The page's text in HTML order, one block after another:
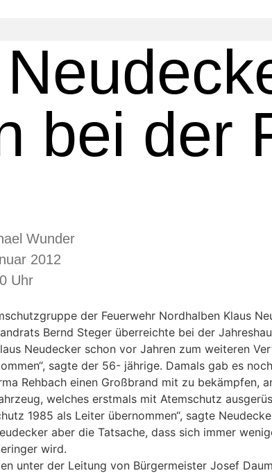
bei der
Wunder
2012
Uhr
der Feuerwehr Nordhalben Klaus
Bernd Steger überreichte bei der
Neudecker schon vor Jahren zum weiteren
sagte der 56- jährige. Damals gab es
Rehbach einen Großbrand mit zu bekämpfen,
welches erstmals mit Atemschutz
1985 als Leiter übernommen“, sagte
aber die Tatsache, dass sich immer
wird.
unter der Leitung von Bürgermeister Josef